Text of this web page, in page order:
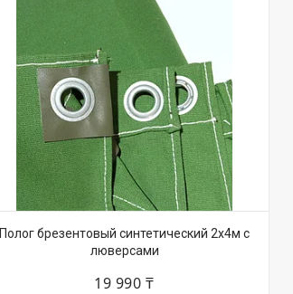
Полог брезентовый синтетический 2х4м с
люверсами
19 990 ₸